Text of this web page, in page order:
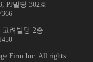
PJ빌딩 302호
려빌딩 2층
Firm Inc. All rights